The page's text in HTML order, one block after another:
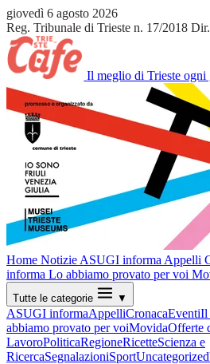
giovedì 6 agosto 2026
Reg. Tribunale di Trieste n. 17/2018
Il meglio di Trieste ogni
Home Notizie ASUGI informa Appelli
informa Lo abbiamo provato per voi
Tutte le categorie ▼
ASUGI informaAppelliCronacaEventiIl
abbiamo provato per voiMovidaOfferte
LavoroPoliticaRegioneRicetteScienza e
RicercaSegnalazioniSportUncategorized